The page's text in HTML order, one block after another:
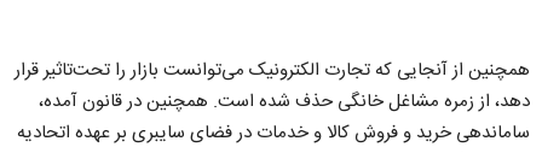
همچنین از آنجایی که تجارت الکترونیک می‌توانست بازار را تحت‌تاثیر قرار
دهد، از زمره مشاغل خانگی حذف شده است. همچنین در قانون آمده،
ساماندهی خرید و فروش کالا و خدمات در فضای سایبری بر عهده اتحادیه